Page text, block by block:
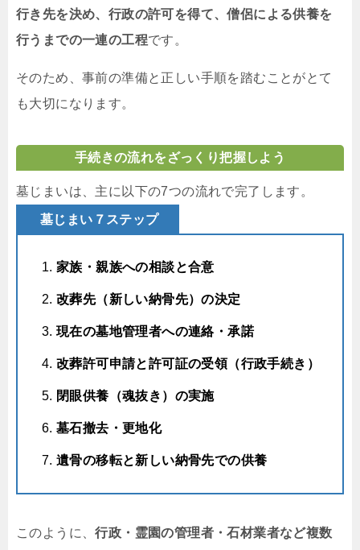
行き先を決め、行政の許可を得て、僧侶による供養を
行うまでの一連の工程です。
そのため、事前の準備と正しい手順を踏むことがとて
も大切になります。
手続きの流れをざっくり把握しよう
墓じまいは、主に以下の7つの流れで完了します。
墓じまい７ステップ
家族・親族への相談と合意
改葬先（新しい納骨先）の決定
現在の墓地管理者への連絡・承諾
改葬許可申請と許可証の受領（行政手続き）
閉眼供養（魂抜き）の実施
墓石撤去・更地化
遺骨の移転と新しい納骨先での供養
このように、行政・霊園の管理者・石材業者など複数